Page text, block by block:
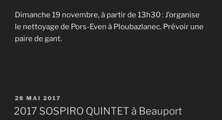
Dimanche 19 novembre, à partir de 13h30 : J’organise
le nettoyage de Pors-Even à Ploubazlanec. Prévoir une
paire de gant.
PUBLIÉ
LE
28 MAI 2017
2017 SOSPIRO QUINTET à Beauport